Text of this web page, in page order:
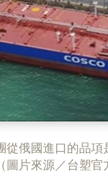
從俄國進口的品
圖片來源／台塑官